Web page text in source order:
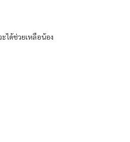
ได้ช่วยเหลือน้อง